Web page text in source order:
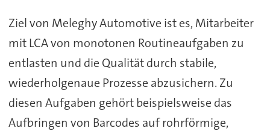
Ziel von Meleghy Automotive ist es, Mitarbeiter
mit LCA von monotonen Routineaufgaben zu
entlasten und die Qualität durch stabile,
wiederholgenaue Prozesse abzusichern. Zu
diesen Aufgaben gehört beispielsweise das
Aufbringen von Barcodes auf rohrförmige,